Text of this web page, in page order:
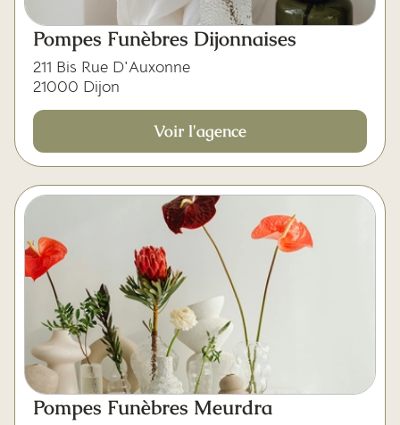
Pompes Funèbres Dijonnaises
211 Bis Rue D'Auxonne
21000 Dijon
Voir l'agence
Pompes Funèbres Meurdra